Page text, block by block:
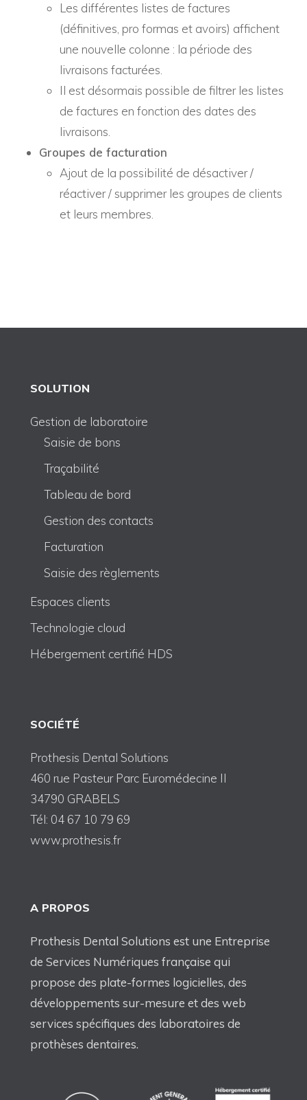
Les différentes listes de factures
(définitives, pro formas et avoirs) affichent
une nouvelle colonne : la période des
livraisons facturées.
Il est désormais possible de filtrer les listes
de factures en fonction des dates des
livraisons.
Groupes de facturation
Ajout de la possibilité de désactiver /
réactiver / supprimer les groupes de clients
et leurs membres.
SOLUTION
Gestion de laboratoire
Saisie de bons
Traçabilité
Tableau de bord
Gestion des contacts
Facturation
Saisie des règlements
Espaces clients
Technologie cloud
Hébergement certifié HDS
SOCIÉTÉ
Prothesis Dental Solutions
460 rue Pasteur Parc Euromédecine II
34790 GRABELS
Tél: 04 67 10 79 69
www.prothesis.fr
A PROPOS
Prothesis Dental Solutions est une Entreprise
de Services Numériques française qui
propose des plate-formes logicielles, des
développements sur-mesure et des web
services spécifiques des laboratoires de
prothèses dentaires.